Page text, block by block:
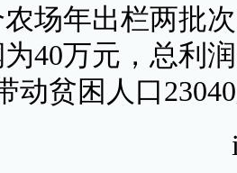
场年出栏两批
40万元，总利
动贫困人口